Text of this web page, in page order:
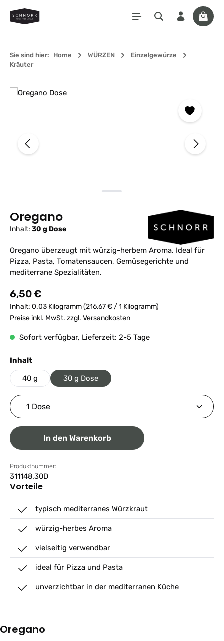
Zum Hauptinhalt springen
Sie sind hier: Home WÜRZEN
Einzelgewürze
Kräuter
Bildergalerie überspringen
Oregano
Inhalt: 30 g Dose
Oregano überzeugt mit würzig-herbem Aroma. Ideal für
Pizza, Pasta, Tomatensaucen, Gemüsegerichte und
mediterrane Spezialitäten.
Regulärer Preis:
6,50 €
Inhalt: 0.03 Kilogramm(216,67 € / 1 Kilogramm)
Preise inkl. MwSt. zzgl. Versandkosten
Sofort verfügbar, Lieferzeit: 2-5 Tage
Inhaltauswählen
40 g 30 g Dose
Produkt Anzahl: Gib den gewünschten Wert ein
In den Warenkorb
Produktnummer:
311148.30D
Vorteile
typisch mediterranes Würzkraut
würzig-herbes Aroma
vielseitig verwendbar
ideal für Pizza und Pasta
unverzichtbar in der mediterranen Küche
Oregano